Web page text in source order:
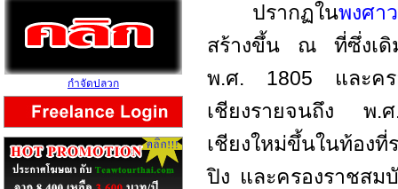
ปรากฏในพงศา
สร้างขึ้น ณ ที่ซึ่งเดิ
พ.ศ. 1805 และค
เชียงรายจนถึง พ.
เชียงใหม่ขึ้นในท้องที่
ปิง และครองราชสม
กำจัดปลวก